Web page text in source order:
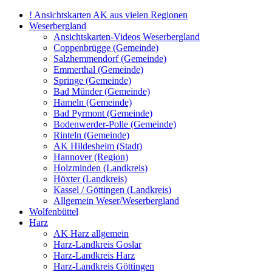
! Ansichtskarten AK aus vielen Regionen
Weserbergland
Ansichtskarten-Videos Weserbergland
Coppenbrügge (Gemeinde)
Salzhemmendorf (Gemeinde)
Emmerthal (Gemeinde)
Springe (Gemeinde)
Bad Münder (Gemeinde)
Hameln (Gemeinde)
Bad Pyrmont (Gemeinde)
Bodenwerder-Polle (Gemeinde)
Rinteln (Gemeinde)
AK Hildesheim (Stadt)
Hannover (Region)
Holzminden (Landkreis)
Höxter (Landkreis)
Kassel / Göttingen (Landkreis)
Allgemein Weser/Weserbergland
Wolfenbüttel
Harz
AK Harz allgemein
Harz-Landkreis Goslar
Harz-Landkreis Harz
Harz-Landkreis Göttingen